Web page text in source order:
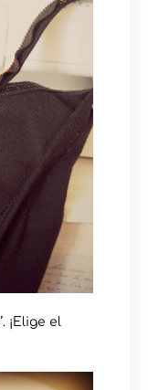
¡Elige el